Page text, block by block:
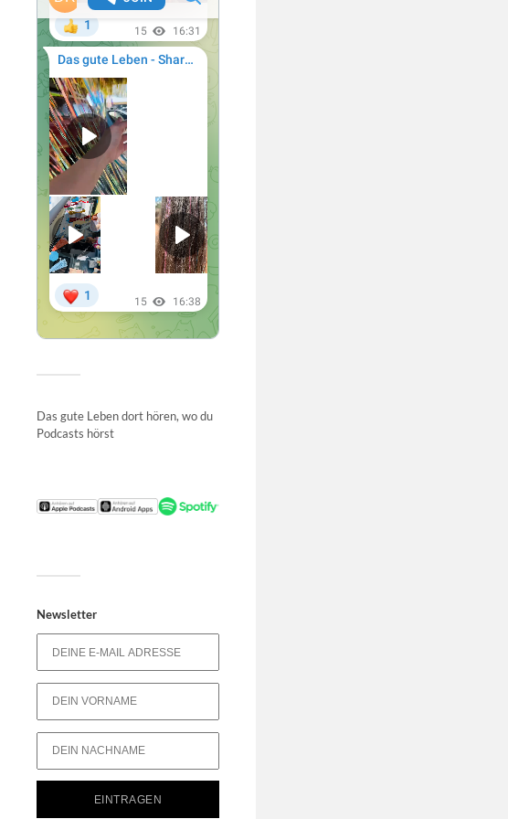
Das gute Leben dort hören, wo du
Podcasts hörst
Newsletter